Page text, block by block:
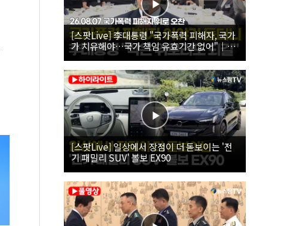
[스팟Live] 李대통령 "국가폭력 피해자, 국가
가 치유해야…국가 책임 유효기간 없어"｜
26.08.07 국가폭력 피해자 위로 오찬
[스팟Live] 일상에서 장점이 더 돋보이는 '전
기 패밀리 SUV' 볼보 EX90